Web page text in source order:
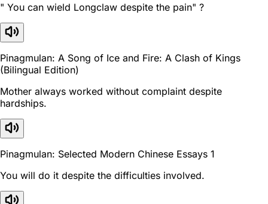
" You can wield Longclaw despite the pain" ?
Pinagmulan: A Song of Ice and Fire: A Clash of Kings
(Bilingual Edition)
Mother always worked without complaint despite
hardships.
Pinagmulan: Selected Modern Chinese Essays 1
You will do it despite the difficulties involved.